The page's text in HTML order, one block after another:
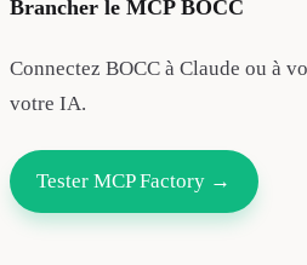
Brancher le MCP BOCC
Connectez BOCC à Claude ou à
votre IA.
Tester MCP Factory →